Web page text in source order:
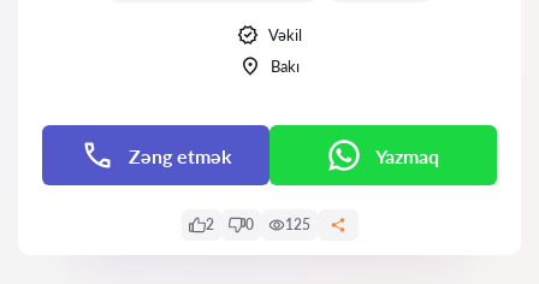
Vəkil
Bakı
Zəng etmək Yazmaq
2 0 125